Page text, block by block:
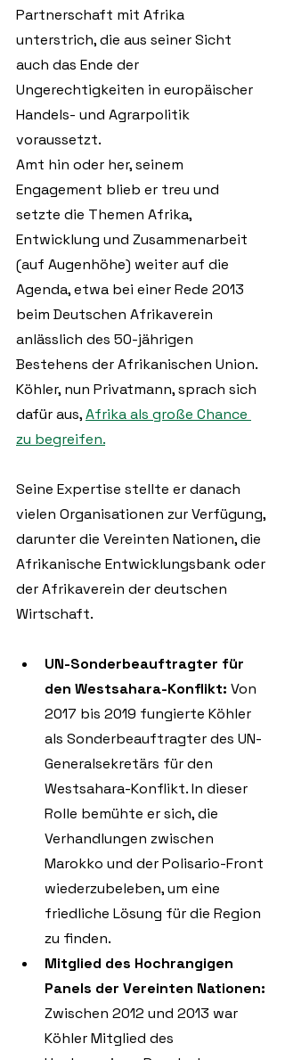
Partnerschaft mit Afrika
unterstrich, die aus seiner Sicht
auch das Ende der
Ungerechtigkeiten in europäischer
Handels- und Agrarpolitik
voraussetzt.
Amt hin oder her, seinem
Engagement blieb er treu und
setzte die Themen Afrika,
Entwicklung und Zusammenarbeit
(auf Augenhöhe) weiter auf die
Agenda, etwa bei einer Rede 2013
beim Deutschen Afrikaverein
anlässlich des 50-jährigen
Bestehens der Afrikanischen Union.
Köhler, nun Privatmann, sprach sich
dafür aus, Afrika als große Chance
zu begreifen.
Seine Expertise stellte er danach
vielen Organisationen zur Verfügung,
darunter die Vereinten Nationen, die
Afrikanische Entwicklungsbank oder
der Afrikaverein der deutschen
Wirtschaft.
UN-Sonderbeauftragter für
den Westsahara-Konflikt: Von
2017 bis 2019 fungierte Köhler
als Sonderbeauftragter des UN-
Generalsekretärs für den
Westsahara-Konflikt. In dieser
Rolle bemühte er sich, die
Verhandlungen zwischen
Marokko und der Polisario-Front
wiederzubeleben, um eine
friedliche Lösung für die Region
zu finden.
Mitglied des Hochrangigen
Panels der Vereinten Nationen:
Zwischen 2012 und 2013 war
Köhler Mitglied des